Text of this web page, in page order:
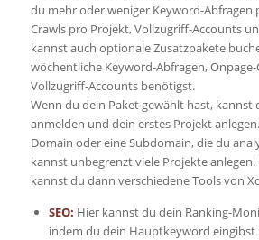
du mehr oder weniger Keyword-Abfragen
Crawls pro Projekt, Vollzugriff-Accounts
kannst auch optionale Zusatzpakete
wöchentliche Keyword-Abfragen,
Vollzugriff-Accounts benötigst.
Wenn du dein Paket gewählt hast, kannst
anmelden und dein erstes Projekt
Domain oder eine Subdomain, die du
kannst unbegrenzt viele Projekte anlegen.
kannst du dann verschiedene Tools von
SEO: Hier kannst du dein Ranking-
indem du dein Hauptkeyword eingibst